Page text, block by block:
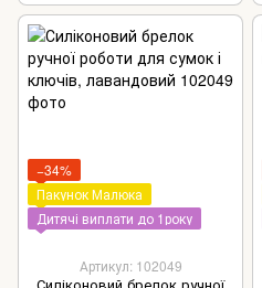
−34%
Пакунок Малюка
Дитячі виплати до 1року
Артикул: 102049